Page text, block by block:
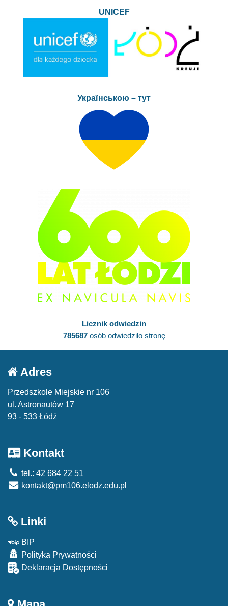
UNICEF
Українською – тут
Licznik odwiedzin
785687osób odwiedziło stronę
Adres
Przedszkole Miejskie nr 106
ul. Astronautów 17
93 - 533 Łódź
Kontakt
tel.: 42 684 22 51
kontakt@pm106.elodz.edu.pl
Linki
BIP
Polityka Prywatności
Deklaracja Dostępności